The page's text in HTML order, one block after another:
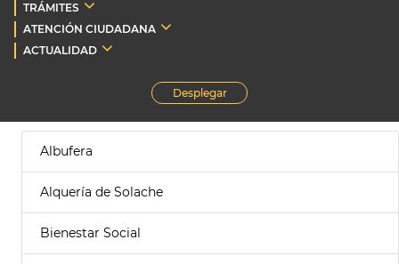
TRÁMITES
ATENCIÓN CIUDADANA
ACTUALIDAD
Desplegar
Albufera
Alquería de Solache
Bienestar Social